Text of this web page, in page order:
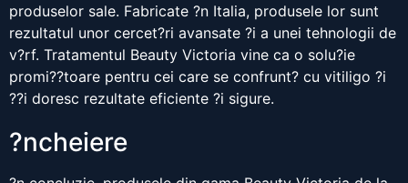
produselor sale. Fabricate ?n Italia, produsele lor sunt
rezultatul unor cercet?ri avansate ?i a unei tehnologii de
v?rf. Tratamentul Beauty Victoria vine ca o solu?ie
promi??toare pentru cei care se confrunt? cu vitiligo ?i
??i doresc rezultate eficiente ?i sigure.
?ncheiere